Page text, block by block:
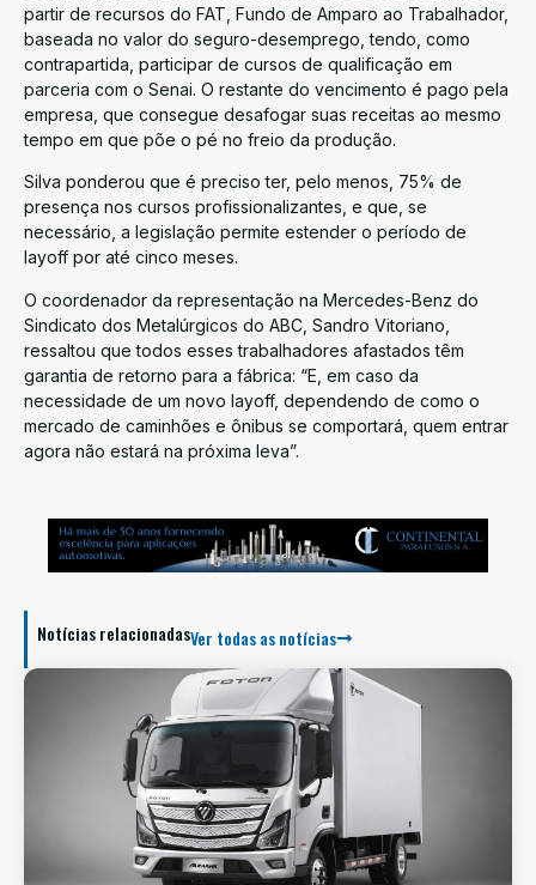
partir de recursos do FAT, Fundo de Amparo ao Trabalhador,
baseada no valor do seguro-desemprego, tendo, como
contrapartida, participar de cursos de qualificação em
parceria com o Senai. O restante do vencimento é pago pela
empresa, que consegue desafogar suas receitas ao mesmo
tempo em que põe o pé no freio da produção.
Silva ponderou que é preciso ter, pelo menos, 75% de
presença nos cursos profissionalizantes, e que, se
necessário, a legislação permite estender o período de
layoff por até cinco meses.
O coordenador da representação na Mercedes-Benz do
Sindicato dos Metalúrgicos do ABC, Sandro Vitoriano,
ressaltou que todos esses trabalhadores afastados têm
garantia de retorno para a fábrica: “E, em caso da
necessidade de um novo layoff, dependendo de como o
mercado de caminhões e ônibus se comportará, quem entrar
agora não estará na próxima leva”.
Notícias relacionadasVer todas as notícias